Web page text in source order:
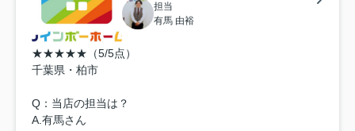
担当
有馬 由裕
★★★★★（5/5点）
千葉県・柏市
Q：当店の担当は？
A.有馬さん